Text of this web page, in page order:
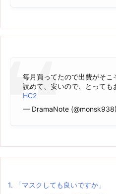
毎月買ってたので出費がそ
読めて、安いので、とっても
HC2
— DramaNote (@monsk938)
1. 「マスクしても良いですか」